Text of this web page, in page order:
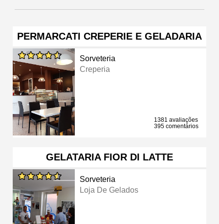
PERMARCATI CREPERIE E GELADARIA
Sorveteria
Creperia
1381 avaliações
395 comentários
GELATARIA FIOR DI LATTE
Sorveteria
Loja De Gelados